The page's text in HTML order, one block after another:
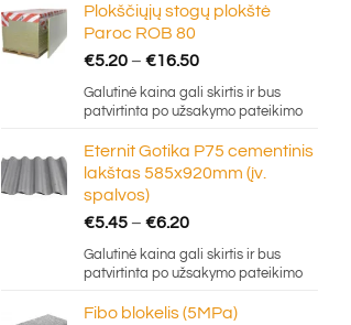
Plokščiųjų stogų plokštė
Paroc ROB 80
€5.20 – €16.50Price
range:
€5.20
€16.50
Galutinė kaina gali skirtis ir bus
patvirtinta po užsakymo pateikimo
Eternit Gotika P75 cementinis
lakštas 585x920mm (įv.
spalvos)
€5.45 – €6.20Price
range:
€5.45
€6.20
Galutinė kaina gali skirtis ir bus
patvirtinta po užsakymo pateikimo
Fibo blokelis (5MPa)